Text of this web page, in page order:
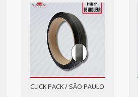
CLICK PACK / SÃO PAULO